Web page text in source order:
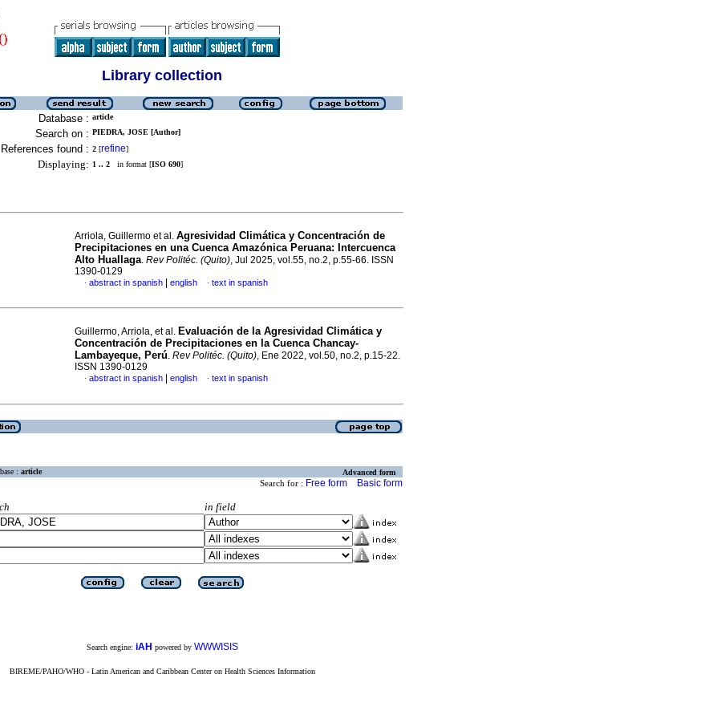
Library collection
Database : article
Search on : PIEDRA, JOSE [Author]
References found : 2 [refine]
Displaying: 1 .. 2 in format [ISO 690]
Arriola, Guillermo et al. Agresividad Climática y Concentración de
Precipitaciones en una Cuenca Amazónica Peruana: Intercuenca
Alto Huallaga. Rev Politéc. (Quito), Jul 2025, vol.55, no.2, p.55-66. ISSN
1390-0129
· abstract in spanish english · text in spanish
Guillermo, Arriola, et al. Evaluación de la Agresividad Climática y
Concentración de Precipitaciones en la Cuenca Chancay-
Lambayeque, Perú. Rev Politéc. (Quito), Ene 2022, vol.50, no.2, p.15-22.
ISSN 1390-0129
· abstract in spanish english · text in spanish
: article Advanced form
Search for : Free form Basic form
in field
Search engine: iAH powered by WWWISIS
BIREME/PAHO/WHO - Latin American and Caribbean Center on Health Sciences Information